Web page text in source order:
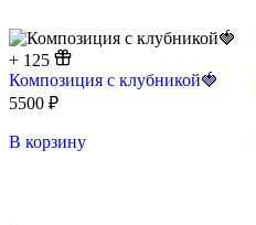
+ 125
Композиция с клубникой🍓
5500 ₽
В корзину